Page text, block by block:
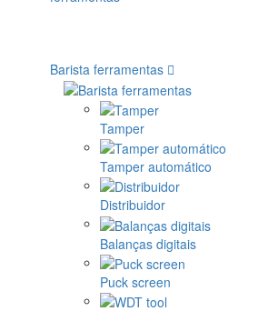
Barista ferramentas
Tamper
Tamper automático
Distribuidor
Balanças digitais
Puck screen